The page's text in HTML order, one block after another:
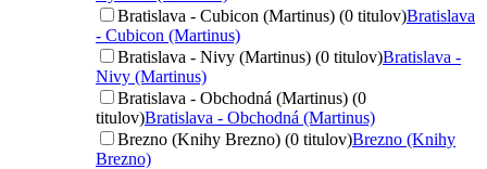
Bratislava - Cubicon (Martinus) (0 titulov)Bratislava
- Cubicon (Martinus)
Bratislava - Nivy (Martinus) (0 titulov)Bratislava -
Nivy (Martinus)
Bratislava - Obchodná (Martinus) (0
titulov)Bratislava - Obchodná (Martinus)
Brezno (Knihy Brezno) (0 titulov)Brezno (Knihy
Brezno)